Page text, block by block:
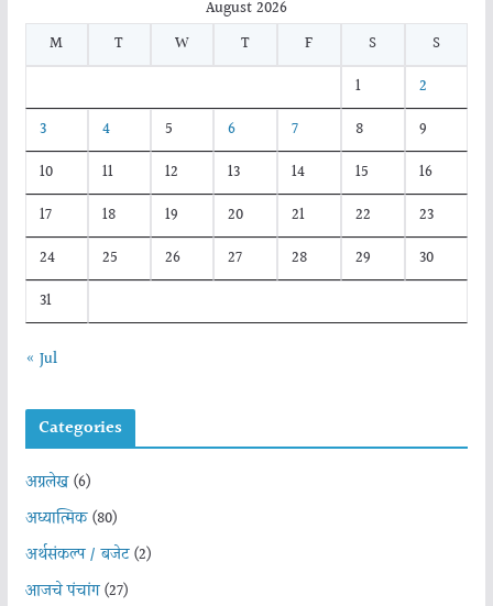
August 2026
M
T W T F S
S
1
2
3
4 5 6 7 8
9
10
11 12 13 14 15
16
17
18 19 20 21 22
23
24
25 26 27 28 29
30
31
« Jul
Categories
अग्रलेख(6)
अध्यात्मिक(80)
अर्थसंकल्प / बजेट(2)
आजचे पंचांग(27)